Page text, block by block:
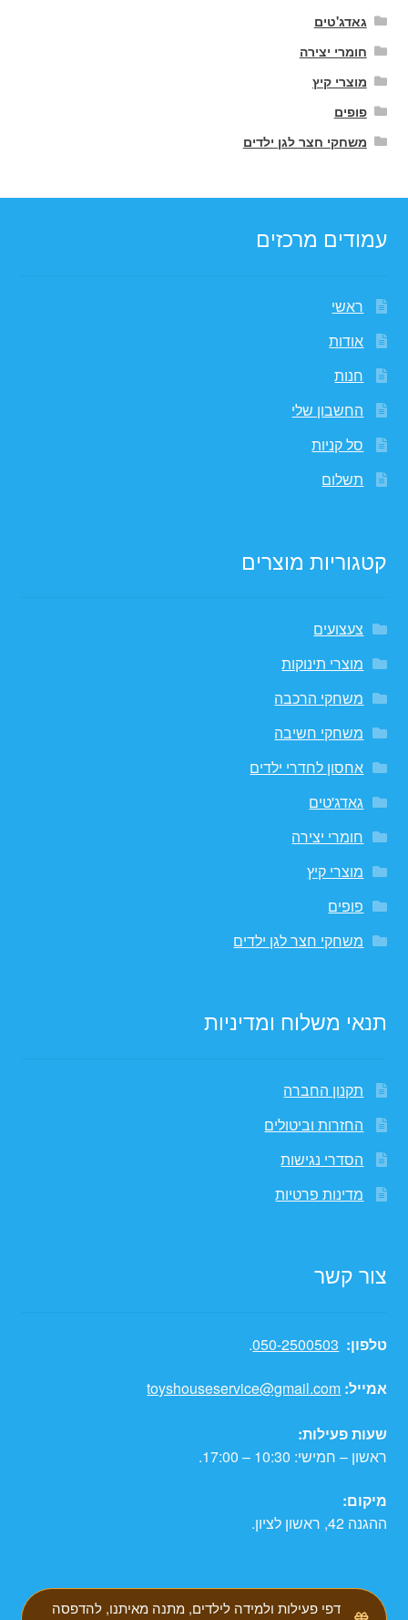
גאדג'טים
חומרי יצירה
מוצרי קיץ
פופים
משחקי חצר לגן ילדים
עמודים מרכזים
ראשי
אודות
חנות
החשבון שלי
סל קניות
תשלום
קטגוריות מוצרים
צעצועים
מוצרי תינוקות
משחקי הרכבה
משחקי חשיבה
אחסון לחדרי ילדים
גאדג'טים
חומרי יצירה
מוצרי קיץ
פופים
משחקי חצר לגן ילדים
תנאי משלוח ומדיניות
תקנון החברה
החזרות וביטולים
הסדרי נגישות
מדינות פרטיות
צור קשר
טלפון: 050-2500503
.
אמייל: toyshouseservice@gmail.com
שעות פעילות:
ראשון – חמישי: 10:30 – 17:00.
מיקום:
ההגנה 42, ראשון לציון.
דפי פעילות ולמידה לילדים, מתנה מאיתנו, להדפסה